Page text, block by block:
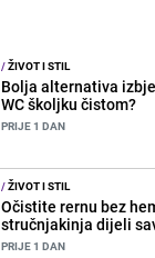
/ŽIVOT I STIL
Bolja alternativa
WC školjku čistom?
PRIJE 1 DAN
/ŽIVOT I STIL
Očistite rernu bez
stručnjakinja dijeli
PRIJE 1 DAN